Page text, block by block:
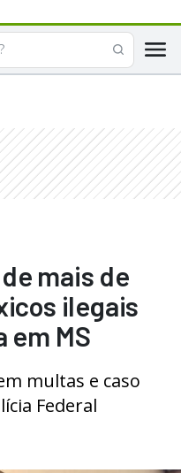
mais de
ilegais
em MS
multas e caso
Federal